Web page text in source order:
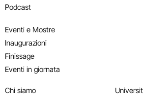
Podcast
Eventi e Mostre
Inaugurazioni
Finissage
Eventi in giornata
Chi siamo